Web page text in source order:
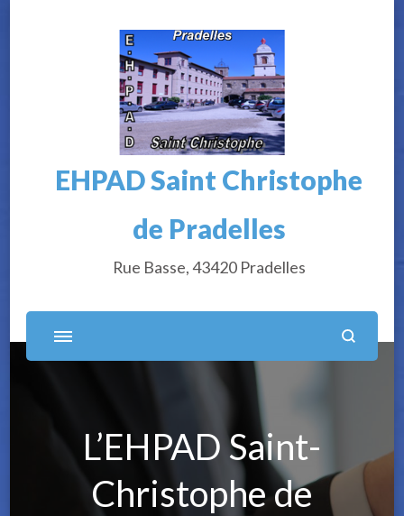
EHPAD Saint Christophe
de Pradelles
Rue Basse, 43420 Pradelles
L’EHPAD Saint-
Christophe de